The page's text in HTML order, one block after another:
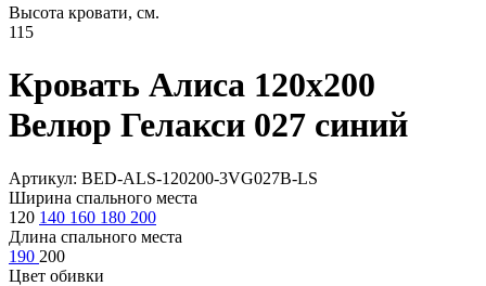
Высота кровати, см.
115
Кровать Алиса 120х200
Велюр Гелакси 027 синий
Артикул: BED-ALS-120200-3VG027B-LS
Ширина спального места
120 140 160 180 200
Длина спального места
190 200
Цвет обивки